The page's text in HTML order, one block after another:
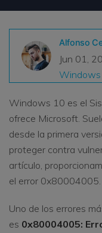
Otros
Repairit - Reparar
UBackit - Respaldar
search
Alfonso
Jun 01,
Windows
Windows 10 es el
ofrece Microsoft.
desde la primera
proteger contra
artículo,
el error 0x80004005.
Uno de los errores
es 0x80004005: